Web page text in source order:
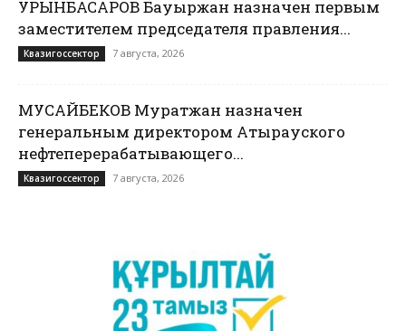
УРЫНБАСАРОВ Бауыржан назначен первым
заместителем председателя правления...
Квазигоссектор 7 августа, 2026
МУСАЙБЕКОВ Муратжан назначен
генеральным директором Атырауского
нефтеперерабатывающего...
Квазигоссектор 7 августа, 2026